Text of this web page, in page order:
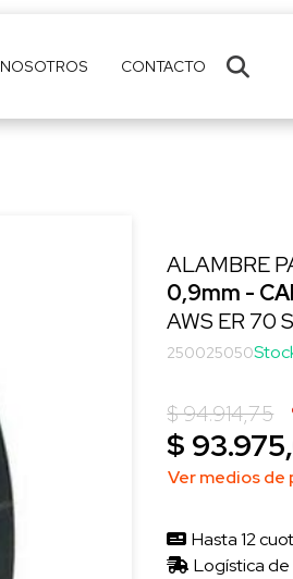
NOSOTROS CONTACTO
ALAMBRE
0,9mm -
AWS ER 70
250025050
$ 94.914,75
$
Ver medios de
Hasta 12
Logística